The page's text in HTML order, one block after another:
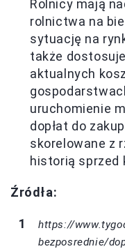
Rolnicy mają
rolnictwa na
sytuację na
także
aktualnych
uruchomienie
dopłat do
skorelowane z
historią sprzed
Źródła:
https://
bezposrednie/